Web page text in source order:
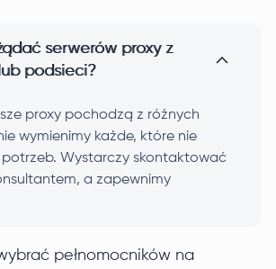
serwerów proxy z
podsieci?
proxy pochodzą z różnych
wymienimy każde, które nie
potrzeb. Wystarczy skontaktować
a zapewnimy
pełnomocników na